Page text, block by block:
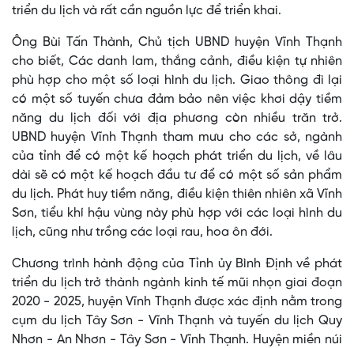
triển du lịch và rất cần nguồn lực để triển khai.
Ông Bùi Tấn Thành, Chủ tịch UBND huyện Vĩnh Thạnh
cho biết, Các danh lam, thắng cảnh, điều kiện tự nhiên
phù hợp cho một số loại hình du lịch. Giao thông đi lại
có một số tuyến chưa đảm bảo nên việc khơi dậy tiềm
năng du lịch đối với địa phương còn nhiều trăn trở.
UBND huyện Vĩnh Thạnh tham mưu cho các sở, ngành
của tỉnh để có một kế hoạch phát triển du lịch, về lâu
dài sẽ có một kế hoạch đầu tư để có một số sản phẩm
du lịch. Phát huy tiềm năng, điều kiện thiên nhiên xã Vĩnh
Sơn, tiểu khí hậu vùng này phù hợp với các loại hình du
lịch, cũng như trồng các loại rau, hoa ôn đới.
Chương trình hành động của Tỉnh ủy Bình Định về phát
triển du lịch trở thành ngành kinh tế mũi nhọn giai đoạn
2020 - 2025, huyện Vĩnh Thạnh được xác định nằm trong
cụm du lịch Tây Sơn - Vĩnh Thạnh và tuyến du lịch Quy
Nhơn - An Nhơn - Tây Sơn - Vĩnh Thạnh. Huyện miền núi